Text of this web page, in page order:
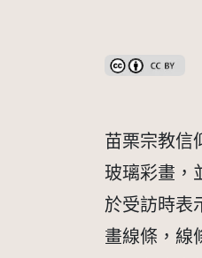
創
苗栗宗教信
玻璃彩畫，
於受訪時表
畫線條，線